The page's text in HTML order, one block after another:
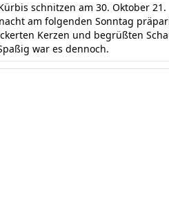
schnitzen am 30. Oktober 21.
am folgenden Sonntag
Kerzen und begrüßten
war es dennoch.